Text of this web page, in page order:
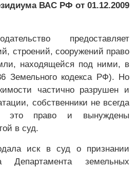
ВАС РФ от 01.12.2009
предоставляет
строений, сооружений право
находящейся под ними, в
Земельного кодекса РФ). Но
частично разрушен и
собственники не всегда
это право и вынуждены
в суд.
иск в суд о признании
Департамента земельных